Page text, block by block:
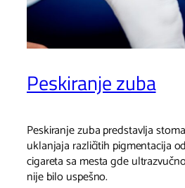
Peskiranje zuba
Peskiranje zuba predstavlja
uklanjaja različitih pigmentacija
cigareta sa mesta gde
nije bilo uspešno.